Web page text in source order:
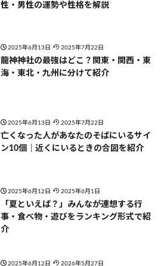
性・男性の運勢や性格を解説
2025年6月13日 2025年7月22日
龍神神社の最強はどこ？関東・関西・東
海・東北・九州に分けて紹介
2025年6月13日 2025年7月22日
亡くなった人があなたのそばにいるサイ
ン10個｜近くにいるときの合図を紹介
2025年6月12日 2025年6月1日
「夏といえば？」みんなが連想する行
事・食べ物・遊びをランキング形式で紹
介
2025年6月12日 2026年5月27日